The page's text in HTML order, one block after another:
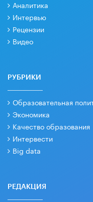
Аналитика
Интервью
Рецензии
Видео
РУБРИКИ
Образовательная
Экономика
Качество образования
Интервести
Big data
РЕДАКЦИЯ